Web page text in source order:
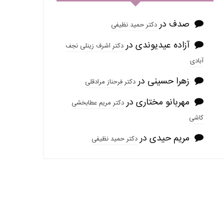
صدف دردکتر حمید نظیفی
آزاده عیدیوندی دردکتر اشرف زینلی نجف
آبادی
زهرا حسینی دردکتر فرحناز مرادقلی
مهربانو مختاری دردکتر مریم عطابخشی
کاشی
مریم حیدی دردکتر حمید نظیفی